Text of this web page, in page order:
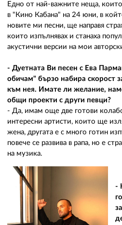
Едно от най-важните неща,
в "Кино Кабана" на 24 юни, в
новите ми песни, ще направя
които изпълнявах и станаха
акустични версии на мои
- Дуетната Ви песен с Ева
обичам" бързо набира скорост
към нея. Имате ли желание,
общи проекти с други певци?
- Да, имам още две готови
интересни артисти, които ще
жена, другата е с много готин
повече се развива в рапа, но е
на музика.
-